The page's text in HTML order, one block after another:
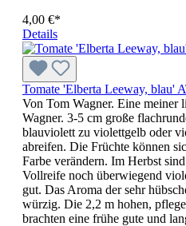
4,00 €*
Details
Tomate 'Elberta Leeway, blau'
Von Tom Wagner. Eine meiner
Wagner. 3-5 cm große
blauviolett zu violettgelb oder
abreifen. Die Früchte können
Farbe verändern. Im Herbst
Vollreife noch überwiegend
gut. Das Aroma der sehr
würzig. Die 2,2 m hohen,
brachten eine frühe gute und